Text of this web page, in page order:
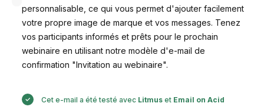
personnalisable, ce qui vous permet d'ajouter facilement
votre propre image de marque et vos messages. Tenez
vos participants informés et prêts pour le prochain
webinaire en utilisant notre modèle d'e-mail de
confirmation "Invitation au webinaire".
Cet e-mail a été testé avec Litmuset Email on Acid